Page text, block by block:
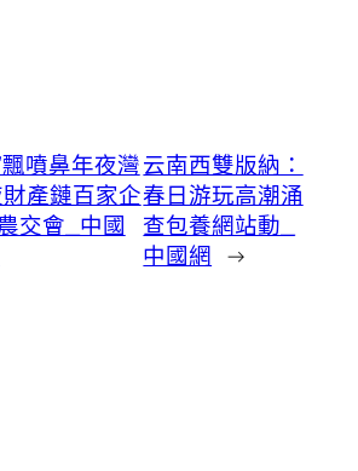
飄噴鼻年夜灣
產鏈百家企
交會_中國
云南西雙版納：
春日游玩高潮涌
查包養網站動_
中國網 →